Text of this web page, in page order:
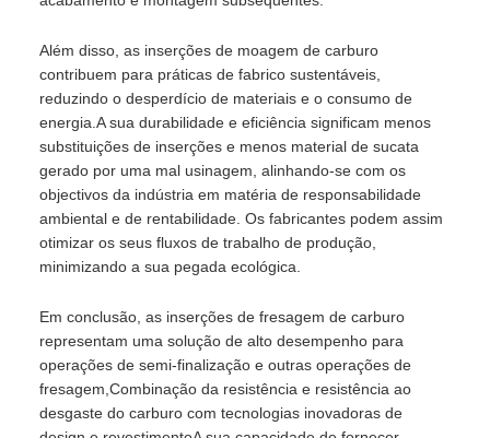
Além disso, as inserções de moagem de carburo
contribuem para práticas de fabrico sustentáveis,
reduzindo o desperdício de materiais e o consumo de
energia.A sua durabilidade e eficiência significam menos
substituições de inserções e menos material de sucata
gerado por uma mal usinagem, alinhando-se com os
objectivos da indústria em matéria de responsabilidade
ambiental e de rentabilidade. Os fabricantes podem assim
otimizar os seus fluxos de trabalho de produção,
minimizando a sua pegada ecológica.
Em conclusão, as inserções de fresagem de carburo
representam uma solução de alto desempenho para
operações de semi-finalização e outras operações de
fresagem,Combinação da resistência e resistência ao
desgaste do carburo com tecnologias inovadoras de